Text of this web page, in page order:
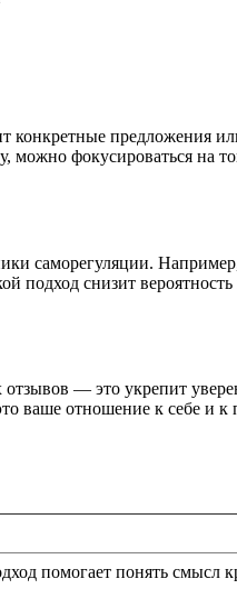
конкретные предложения
можно фокусироваться на
саморегуляции.
подход снизит
— это укрепит
ваше отношение к себе и
помогает понять смысл